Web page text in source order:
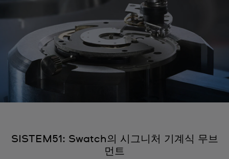
SISTEM51: Swatch의 시그니처 기계식 무브
먼트